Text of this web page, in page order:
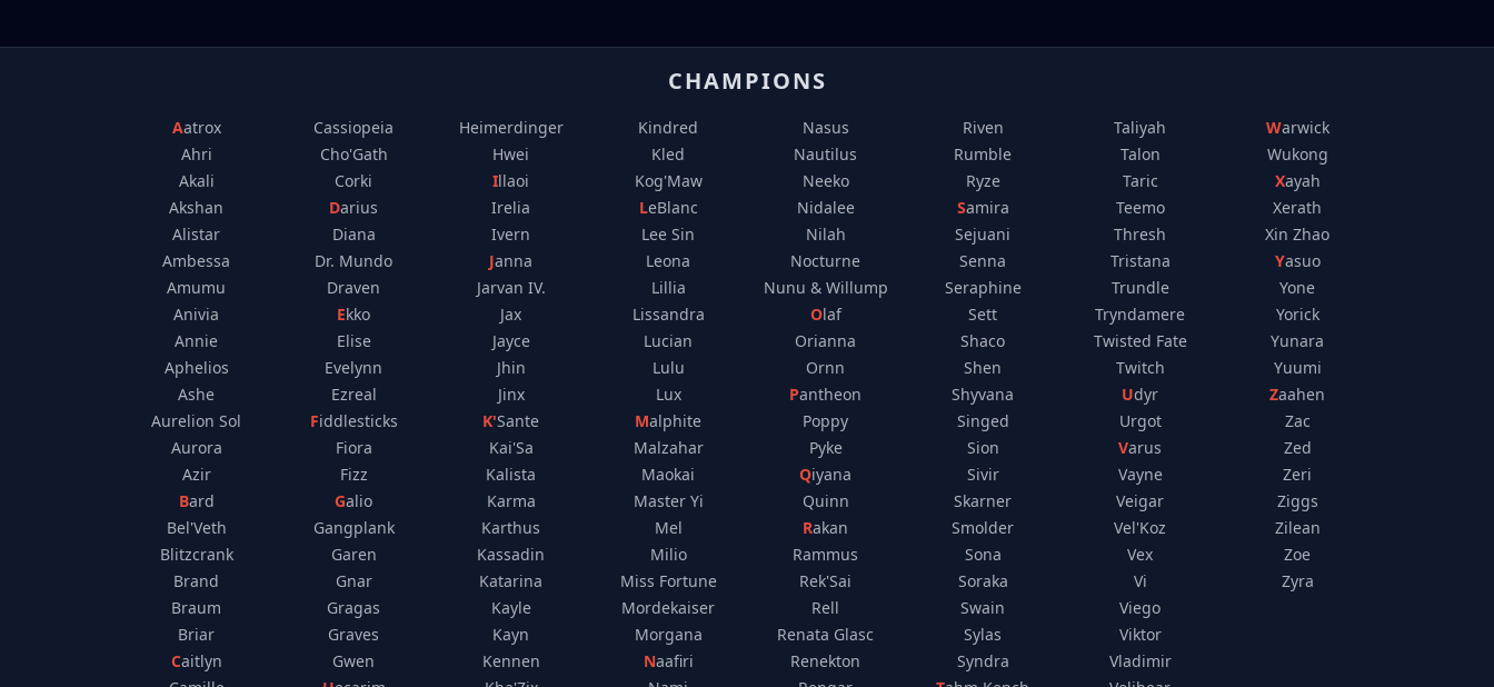
CHAMPIONS
Aatrox
Ahri
Akali
Akshan
Alistar
Ambessa
Amumu
Anivia
Annie
Aphelios
Ashe
Aurelion Sol
Aurora
Azir
Bard
Bel'Veth
Blitzcrank
Brand
Braum
Briar
Caitlyn
Cassiopeia
Cho'Gath
Corki
Darius
Diana
Dr. Mundo
Draven
Ekko
Elise
Evelynn
Ezreal
Fiddlesticks
Fiora
Fizz
Galio
Gangplank
Garen
Gnar
Gragas
Graves
Gwen
Heimerdinger
Hwei
Illaoi
Irelia
Ivern
Janna
Jarvan IV.
Jax
Jayce
Jhin
Jinx
K'Sante
Kai'Sa
Kalista
Karma
Karthus
Kassadin
Katarina
Kayle
Kayn
Kennen
Kindred
Kled
Kog'Maw
LeBlanc
Lee Sin
Leona
Lillia
Lissandra
Lucian
Lulu
Lux
Malphite
Malzahar
Maokai
Master Yi
Mel
Milio
Miss Fortune
Mordekaiser
Morgana
Naafiri
Nasus
Nautilus
Neeko
Nidalee
Nilah
Nocturne
Nunu & Willump
Olaf
Orianna
Ornn
Pantheon
Poppy
Pyke
Qiyana
Quinn
Rakan
Rammus
Rek'Sai
Rell
Renata Glasc
Renekton
Riven
Rumble
Ryze
Samira
Sejuani
Senna
Seraphine
Sett
Shaco
Shen
Shyvana
Singed
Sion
Sivir
Skarner
Smolder
Sona
Soraka
Swain
Sylas
Syndra
Taliyah
Talon
Taric
Teemo
Thresh
Tristana
Trundle
Tryndamere
Twisted Fate
Twitch
Udyr
Urgot
Varus
Vayne
Veigar
Vel'Koz
Vex
Vi
Viego
Viktor
Vladimir
Warwick
Wukong
Xayah
Xerath
Xin Zhao
Yasuo
Yone
Yorick
Yunara
Yuumi
Zaahen
Zac
Zed
Zeri
Ziggs
Zilean
Zoe
Zyra